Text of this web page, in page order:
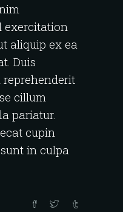
exercitation
aliquip ex ea
Duis
cillum
pariatur.
cupin
in culpa